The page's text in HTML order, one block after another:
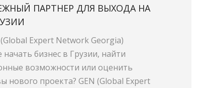
ПАРТНЕР ДЛЯ ВЫХОДА НА
(Global Expert Network Georgia)
начать бизнес в Грузии, найти
возможности или оценить
нового проекта? GEN (Global Expert